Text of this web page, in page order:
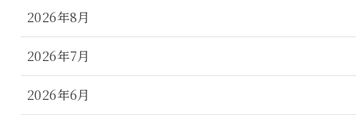
2026年8月
2026年7月
2026年6月